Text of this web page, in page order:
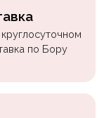
по Бору